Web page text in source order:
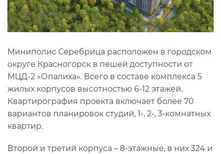
Миниполис Серебрица расположен в городском
округе Красногорск в пешей доступности от
МЦД-2 «Опалиха». Всего в составе комплекса 5
жилых корпусов высотностью 6-12 этажей.
Квартирография проекта включает более 70
вариантов планировок студий, 1-, 2-, 3-комнатных
квартир.
Второй и третий корпуса – 8-этажные, в них 324 и